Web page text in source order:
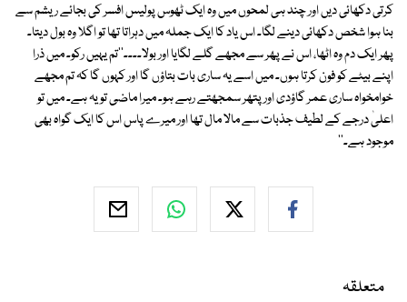
کرتی دکھائی دیں اور چند ہی لمحوں میں وہ ایک ٹھوس پولیس افسر کی بجائے ریشم سے
بنا ہوا شخص دکھائی دینے لگا۔ اس یاد کا ایک جملہ میں دہراتا تھا تو اگلا وہ بول دیتا۔
پھر ایک دم وہ اٹھا، اس نے پھر سے مجھے گلے لگایا اور بولا۔۔۔۔''تم یہیں رکو۔ میں ذرا
اپنے بیٹے کو فون کرتا ہوں۔ میں اسے یہ ساری بات بتاؤں گا اور کہوں گا کہ تم مجھے
خوامخواہ ساری عمر گاؤدی اور پتھر سمجھتے رہے ہو۔ میرا ماضی تو یہ ہے۔ میں تو
اعلیٰ درجے کے لطیف جذبات سے مالا مال تھا اور میرے پاس اس کا ایک گواہ بھی
موجود ہے۔''
متعلقہ